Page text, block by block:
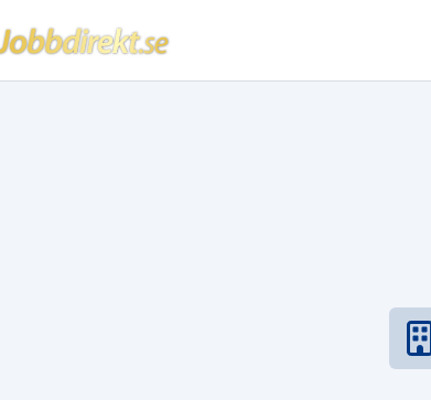
Hoppa till innehåll
Jobbdirekt